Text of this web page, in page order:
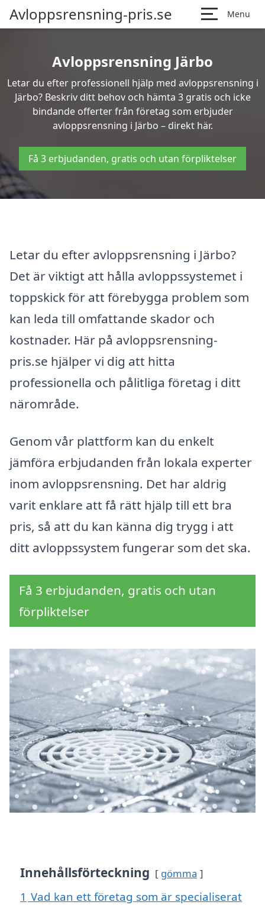
Avloppsrensning-pris.se Menu
Avloppsrensning Järbo
Letar du efter professionell hjälp med avloppsrensning i
Järbo? Beskriv ditt behov och hämta 3 gratis och icke
bindande offerter från företag som erbjuder
avloppsrensning i Järbo – direkt här.
Få 3 erbjudanden, gratis och utan förpliktelser
Letar du efter avloppsrensning i Järbo?
Det är viktigt att hålla avloppssystemet i
toppskick för att förebygga problem som
kan leda till omfattande skador och
kostnader. Här på avloppsrensning-
pris.se hjälper vi dig att hitta
professionella och pålitliga företag i ditt
närområde.
Genom vår plattform kan du enkelt
jämföra erbjudanden från lokala experter
inom avloppsrensning. Det har aldrig
varit enklare att få rätt hjälp till ett bra
pris, så att du kan känna dig trygg i att
ditt avloppssystem fungerar som det ska.
Få 3 erbjudanden, gratis och utan
förpliktelser
Innehållsförteckning gömma
1 Vad kan ett företag som är specialiserat